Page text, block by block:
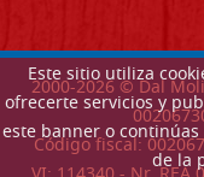
Este sitio utiliza
ofrecerte servicios y
este banner o
de la
2000-2026© Dal
Código fiscal: